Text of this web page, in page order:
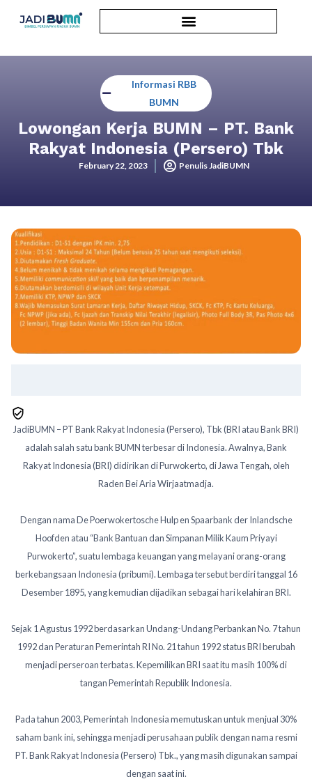
Informasi RBB
BUMN
Lowongan Kerja BUMN – PT. Bank
Rakyat Indonesia (Persero) Tbk
February 22, 2023 Penulis JadiBUMN
JadiBUMN – PT Bank Rakyat Indonesia (Persero), Tbk (BRI atau Bank BRI)
adalah salah satu bank BUMN terbesar di Indonesia. Awalnya, Bank
Rakyat Indonesia (BRI) didirikan di Purwokerto, di Jawa Tengah, oleh
Raden Bei Aria Wirjaatmadja.
Dengan nama De Poerwokertosche Hulp en Spaarbank der Inlandsche
Hoofden atau “Bank Bantuan dan Simpanan Milik Kaum Priyayi
Purwokerto”, suatu lembaga keuangan yang melayani orang-orang
berkebangsaan Indonesia (pribumi). Lembaga tersebut berdiri tanggal 16
Desember 1895, yang kemudian dijadikan sebagai hari kelahiran BRI.
Sejak 1 Agustus 1992 berdasarkan Undang-Undang Perbankan No. 7 tahun
1992 dan Peraturan Pemerintah RI No. 21 tahun 1992 status BRI berubah
menjadi perseroan terbatas. Kepemilikan BRI saat itu masih 100% di
tangan Pemerintah Republik Indonesia.
Pada tahun 2003, Pemerintah Indonesia memutuskan untuk menjual 30%
saham bank ini, sehingga menjadi perusahaan publik dengan nama resmi
PT. Bank Rakyat Indonesia (Persero) Tbk., yang masih digunakan sampai
dengan saat ini.